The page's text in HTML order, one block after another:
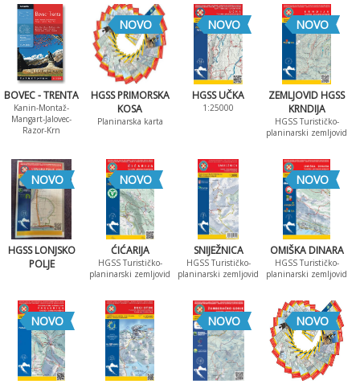
BOVEC - TRENTA
Kanin-Montaž-
Mangart-Jalovec-
Razor-Krn
NOVO
HGSS PRIMORSKA
KOSA
Planinarska karta
NOVO
HGSS UČKA
1:25000
NOVO
ZEMLJOVID HGSS
KRNDIJA
HGSS Turističko-
planinarski zemljovid
NOVO
HGSS LONJSKO
POLJE
NOVO
ĆIĆARIJA
HGSS Turističko-
planinarski zemljovid
SNIJEŽNICA
HGSS Turističko-
planinarski zemljovid
NOVO
OMIŠKA DINARA
HGSS Turističko-
planinarski zemljovid
NOVO NOVO NOVO